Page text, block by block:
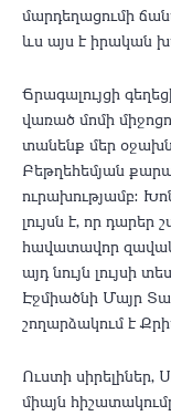
մարդեղացումի
ևս այս է իրական
Ճրագալույցի
վառած մոմի
տանենք մեր
Բեթղեհեմյան
ուրախությամբ։
լույսն է, որ դարեր
հավատավոր
այդ նույն լույսի
Էջմիածնի Մայր
շողարձակում է
Ուստի սիրելիներ,
միայն